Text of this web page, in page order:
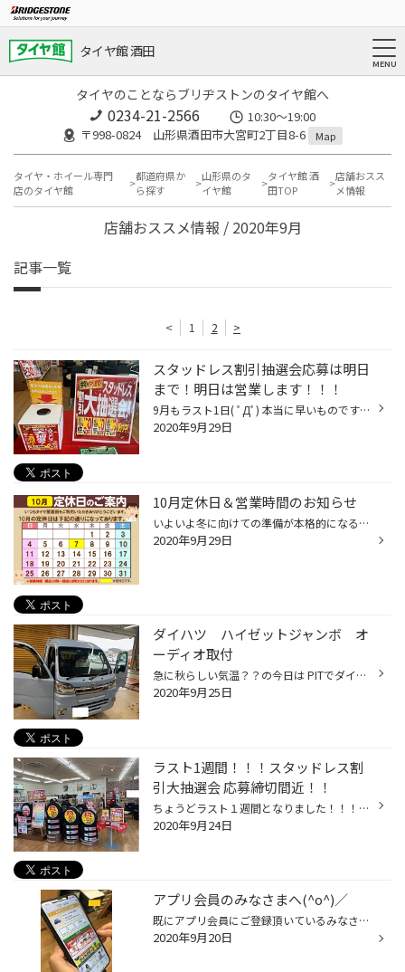
タイヤ館 酒田
タイヤのことならブリヂストンのタイヤ館へ
0234-21-2566
10:30～19:00
〒998-0824 山形県酒田市大宮町2丁目8-6
Map
タイヤ・ホイール専門
店のタイヤ館
都道府県か
ら探す
山形県のタ
イヤ館
タイヤ館 酒
田TOP
店舗おスス
メ情報
店舗おススメ情報 / 2020年9月
記事一覧
< 1 2 >
スタッドレス割引抽選会応募は明日
まで！明日は営業します！！！
9月もラスト1日( ﾟДﾟ) 本当に早いものです・・今年もあと3ヶ月という事ですよねぇ～(;´Д｀) さて 好評受付中のスタッドレスタイヤ割引大抽選会の応募受付も なんとラスト１日！！！！明日30日で締め切りです！！！ 明日は水曜日ですが営業しておりますので 是非是非ご応募お待ちしております!(^^)!
2020年9月29日
10月定休日＆営業時間のお知らせ
いよいよ冬に向けての準備が本格的になる10月！ タイヤ館酒田の定休日も通常期から少し変更となります!(^^)! 定休日は10/7(水)！！以降は休まず営業致します。 また営業時間は18時30分までとなります。 是非お気軽にご来店くださいね(*´▽｀*)
2020年9月29日
ダイハツ ハイゼットジャンボ オ
ーディオ取付
急に秋らしい気温？？の今日は PITでダイハツ ハイゼットジャンボにオーディオ取付作業を 行ってます(^o^)／ ナビ＆リヤカメラ＆ドライブレコーダーの取付！！ シートの背面にスペースがあるのでゆったりとしています(*´ω｀*) 荷台に作業灯もありますねぇ～。 さてさて真夏の暑さから解放されて作業...
2020年9月25日
ラスト1週間！！！スタッドレス割
引大抽選会 応募締切間近！！
ちょうどラスト１週間となりました！！！！！ スタッドレス割引大抽選会 応募締切間近(*´ω｀*) 今月は9月最終日の30日も水曜日ですが 営業致します!(^^)! 是非ご応募下さいね(^o^)／
2020年9月24日
アプリ会員のみなさまへ(^o^)／
既にアプリ会員にご登録頂いているみなさま！ 只今 豪華景品がWチャンスで当たる！冬の全国大抽選会が開催されています(^o^)／ Wチャンス？？は９月30日まで応募頂くと 第１弾締切の抽選が外れても 第２弾で再び抽選！というチャンスが続けてあるんです!(^^)! 是非ご登録されたタイヤ館アプリで応募...
2020年9月20日